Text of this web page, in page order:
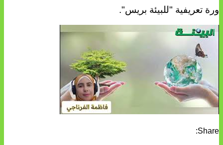
ورة تعريفية "للبيئة بريس".
Share: